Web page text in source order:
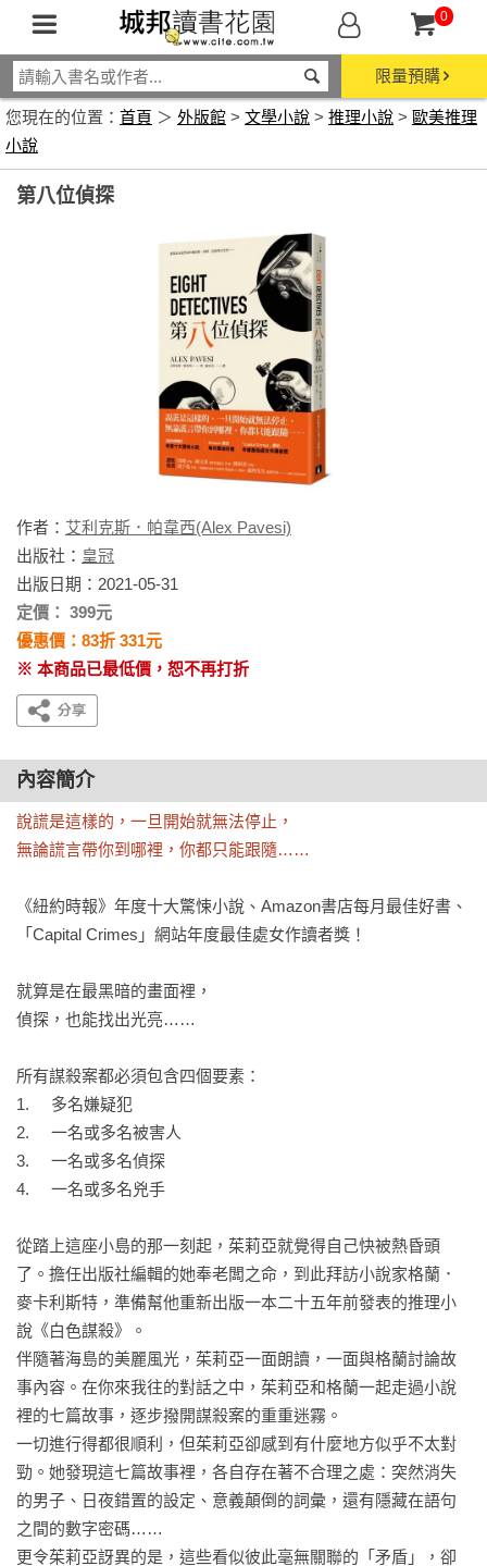
0
限量預購
您現在的位置： 首頁 ＞ 外版館 > 文學小說 > 推理小說 > 歐美推理
小說
第八位偵探
作者： 艾利克斯．帕韋西(Alex Pavesi)
出版社： 皇冠
出版日期：2021-05-31
定價： 399元
優惠價：83折 331元
※ 本商品已最低價，恕不再打折
內容簡介
說謊是這樣的，一旦開始就無法停止，
無論謊言帶你到哪裡，你都只能跟隨……
《紐約時報》年度十大驚悚小說、Amazon書店每月最佳好書、
「Capital Crimes」網站年度最佳處女作讀者獎！
就算是在最黑暗的畫面裡，
偵探，也能找出光亮……
所有謀殺案都必須包含四個要素：
1.	多名嫌疑犯
2.	一名或多名被害人
3.	一名或多名偵探
4.	一名或多名兇手
從踏上這座小島的那一刻起，茱莉亞就覺得自己快被熱昏頭
了。擔任出版社編輯的她奉老闆之命，到此拜訪小說家格蘭．
麥卡利斯特，準備幫他重新出版一本二十五年前發表的推理小
說《白色謀殺》。
伴隨著海島的美麗風光，茱莉亞一面朗讀，一面與格蘭討論故
事內容。在你來我往的對話之中，茱莉亞和格蘭一起走過小說
裡的七篇故事，逐步撥開謀殺案的重重迷霧。
一切進行得都很順利，但茱莉亞卻感到有什麼地方似乎不太對
勁。她發現這七篇故事裡，各自存在著不合理之處：突然消失
的男子、日夜錯置的設定、意義顛倒的詞彙，還有隱藏在語句
之間的數字密碼……
更令茱莉亞訝異的是，這些看似彼此毫無關聯的「矛盾」，卻